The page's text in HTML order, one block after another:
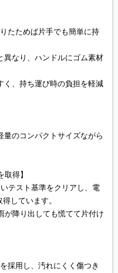
たためば片手でも簡単に持
異なり、ハンドルにゴム素材
く、持ち運び時の負担を軽減
のコンパクトサイズながら
得】
テスト基準をクリアし、電
しています。
が降り出しても慌てて片付け
採用し、汚れにくく傷つき